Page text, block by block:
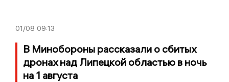
01/08 09:13
В Минобороны рассказали о сбитых
дронах над Липецкой областью в ночь
на 1 августа